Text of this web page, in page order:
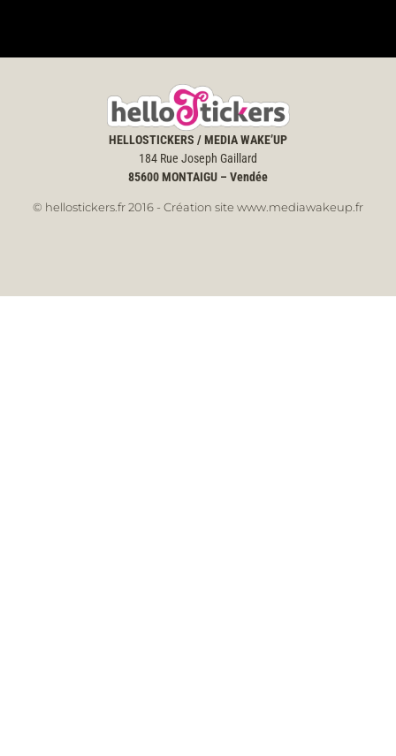
HELLOSTICKERS / MEDIA WAKE’UP
184 Rue Joseph Gaillard
85600MONTAIGU – Vendée
© hellostickers.fr 2016 - Création site www.mediawakeup.fr